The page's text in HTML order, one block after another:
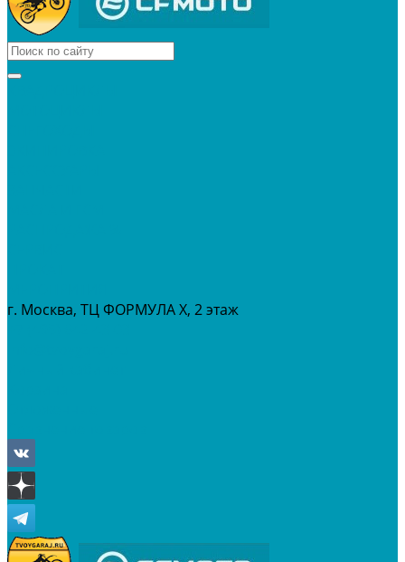
г. Москва, ТЦ ФОРМУЛА Х, 2 этаж